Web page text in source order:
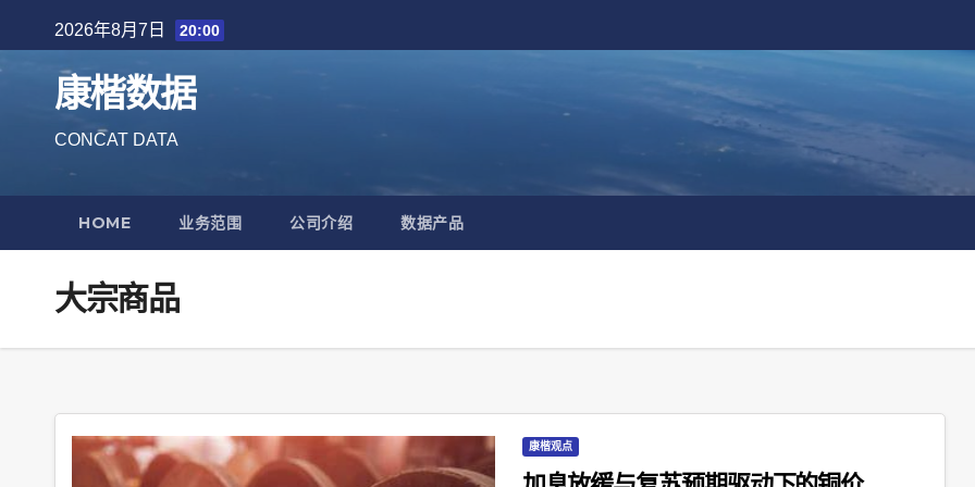
to
2026年8月7日 20:00
康楷数据
CONCAT DATA
HOME 业务范围 公司介绍 数据产品
大宗商品
康楷观点